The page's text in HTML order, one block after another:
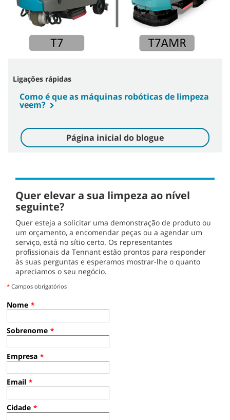
Ligações rápidas
Como é que as máquinas robóticas de limpeza
veem?
Página inicial do blogue
Quer elevar a sua limpeza ao nível
seguinte?
Quer esteja a solicitar uma demonstração de produto ou
um orçamento, a encomendar peças ou a agendar um
serviço, está no sítio certo. Os representantes
profissionais da Tennant estão prontos para responder
às suas perguntas e esperamos mostrar-lhe o quanto
apreciamos o seu negócio.
* Campos obrigatórios
Nome *
Sobrenome *
Empresa *
Email *
Cidade *